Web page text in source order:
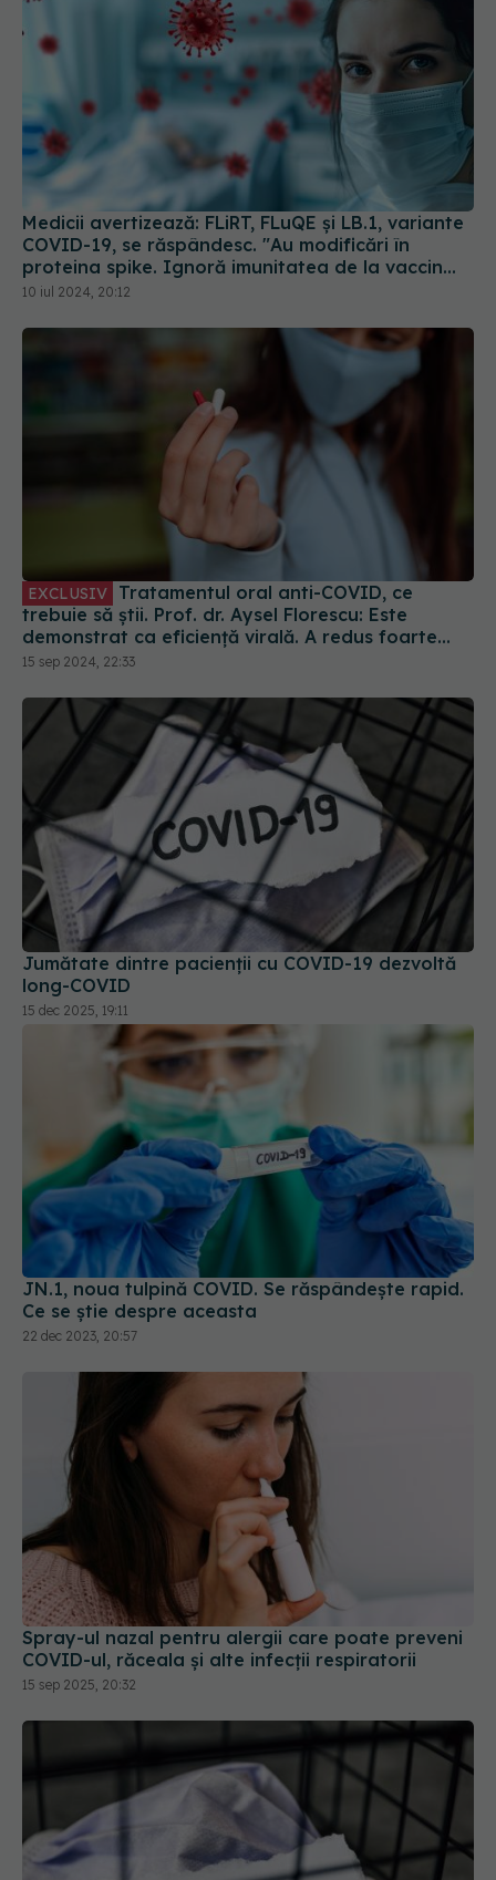
Medicii avertizează: FLiRT, FLuQE și LB.1, variante
COVID-19, se răspândesc. "Au modificări în
proteina spike. Ignoră imunitatea de la vaccin
sau infectarea anterioară
10 iul 2024, 20:12
EXCLUSIV
trebuie să știi. Prof. dr. Aysel Florescu: Este
demonstrat ca eficiență virală. A redus foarte
mult riscul de spitalizare
15 sep 2024, 22:33
Jumătate dintre pacienții cu COVID-19 dezvoltă
long-COVID
15 dec 2025, 19:11
JN.1, noua tulpină COVID. Se răspândește rapid.
Ce se știe despre aceasta
22 dec 2023, 20:57
Spray-ul nazal pentru alergii care poate preveni
COVID-ul, răceala și alte infecții respiratorii
15 sep 2025, 20:32